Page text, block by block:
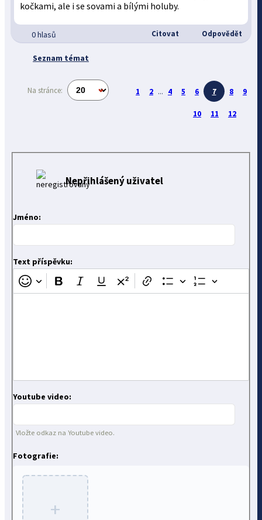
kočkami, ale i se sovami a bílými holuby.
0 hlasů Citovat Odpovědět
Seznam témat
Na stránce: 1 2 ... 4 5 6 7 8 9
10 11 12
Nepřihlášený uživatel
Jméno:
Text příspěvku:
Youtube video:
Vložte odkaz na Youtube video.
Fotografie:
+